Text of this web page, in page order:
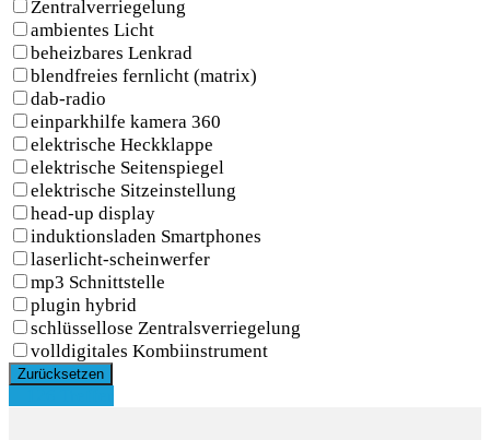
Zentralverriegelung
ambientes Licht
beheizbares Lenkrad
blendfreies fernlicht (matrix)
dab-radio
einparkhilfe kamera 360
elektrische Heckklappe
elektrische Seitenspiegel
elektrische Sitzeinstellung
head-up display
induktionsladen Smartphones
laserlicht-scheinwerfer
mp3 Schnittstelle
plugin hybrid
schlüssellose Zentralsverriegelung
volldigitales Kombiinstrument
Zurücksetzen